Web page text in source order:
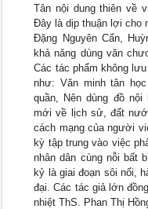
Tân nội dung thiên về
Đây là dịp thuận lợi cho
Đặng Nguyên Cẩn,
khả năng dùng văn
Các tác phẩm không
như: Văn minh tân
quần, Nên dùng đồ
mới về lịch sử, đất
cách mạng của người
kỳ tập trung vào việc
nhân dân cùng nỗi bất
kỷ là giai đoạn sôi nổi,
đại. Các tác giả lớn
nhiệt ThS. Phan Thị